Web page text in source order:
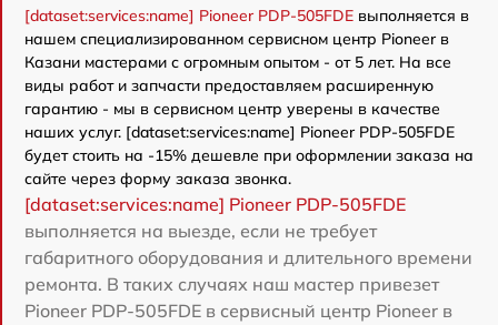
[dataset:services:name] Pioneer PDP-505FDE выполняется в
нашем специализированном сервисном центр Pioneer в
Казани мастерами с огромным опытом - от 5 лет. На все
виды работ и запчасти предоставляем расширенную
гарантию - мы в сервисном центр уверены в качестве
наших услуг. [dataset:services:name] Pioneer PDP-505FDE
будет стоить на -15% дешевле при оформлении заказа на
сайте через форму заказа звонка.
[dataset:services:name] Pioneer PDP-505FDE
выполняется на выезде, если не требует
габаритного оборудования и длительного времени
ремонта. В таких случаях наш мастер привезет
Pioneer PDP-505FDE в сервисный центр Pioneer в